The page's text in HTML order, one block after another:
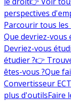
perspectives
Parcourir tous
Que devriez-vous
Devriez-vous
étudier ?👉
êtes-vous ?Que
Convertisseur
plus d'outilsFaire